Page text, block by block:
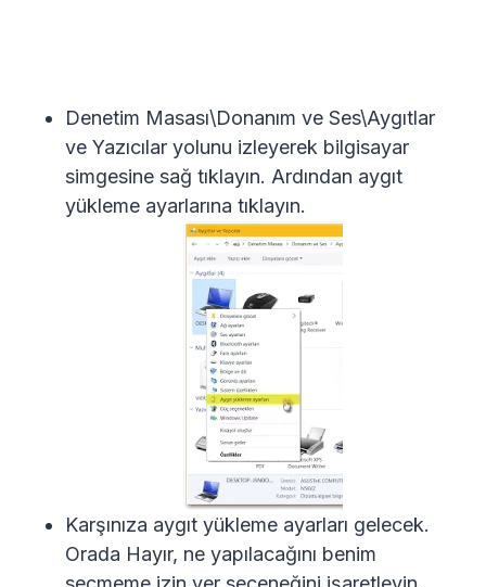
Denetim Masası\Donanım ve Ses\Aygıtlar
ve Yazıcılar yolunu izleyerek bilgisayar
simgesine sağ tıklayın. Ardından aygıt
yükleme ayarlarına tıklayın.
Karşınıza aygıt yükleme ayarları gelecek.
Orada Hayır, ne yapılacağını benim